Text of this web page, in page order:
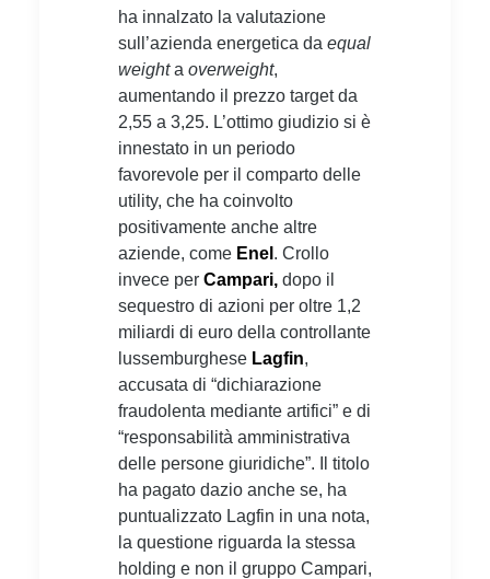
ha innalzato la valutazione
sull’azienda energetica da equal
weighta overweight,
aumentando il prezzo target da
2,55 a 3,25. L’ottimo giudizio si è
innestato in un periodo
favorevole per il comparto delle
utility, che ha coinvolto
positivamente anche altre
aziende, come Enel . Crollo
invece per Campari, dopo il
sequestro di azioni per oltre 1,2
miliardi di euro della controllante
lussemburghese Lagfin,
accusata di “dichiarazione
fraudolenta mediante artifici” e di
“responsabilità amministrativa
delle persone giuridiche”. Il titolo
ha pagato dazio anche se, ha
puntualizzato Lagfin in una nota,
la questione riguarda la stessa
holding e non il gruppo Campari,